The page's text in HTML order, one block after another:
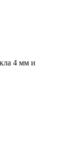
4 мм и